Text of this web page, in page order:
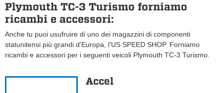
Plymouth TC-3 Turismo forniamo
ricambi e accessori:
Anche tu puoi usufruire di uno dei magazzini di componenti
statunitensi più grandi d'Europa, l'US SPEED SHOP. Forniamo
ricambi e accessori per i seguenti veicoli Plymouth TC-3 Turismo.
Accel